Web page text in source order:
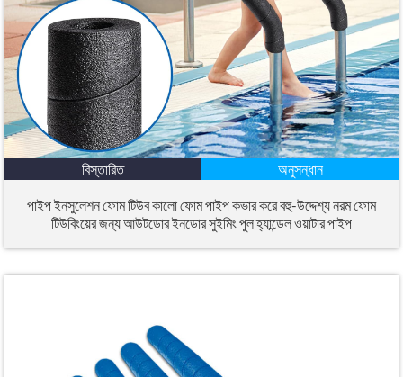
বিস্তারিত অনুসন্ধান
পাইপ ইনসুলেশন ফোম টিউব কালো ফোম পাইপ কভার করে বহু-উদ্দেশ্য নরম ফোম
টিউবিংয়ের জন্য আউটডোর ইনডোর সুইমিং পুল হ্যান্ডেল ওয়াটার পাইপ